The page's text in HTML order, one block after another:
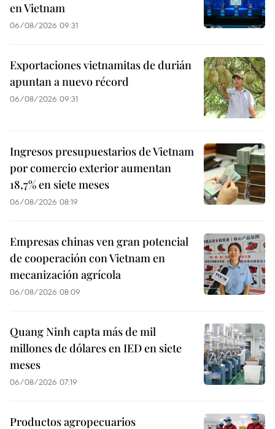
en Vietnam
06/08/2026 09:31
Exportaciones vietnamitas de durián
apuntan a nuevo récord
06/08/2026 09:31
Ingresos presupuestarios de Vietnam
por comercio exterior aumentan
18,7% en siete meses
06/08/2026 08:19
Empresas chinas ven gran potencial
de cooperación con Vietnam en
mecanización agrícola
06/08/2026 08:09
Quang Ninh capta más de mil
millones de dólares en IED en siete
meses
06/08/2026 07:19
Productos agropecuarios